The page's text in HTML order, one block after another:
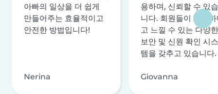
아빠의 일상을 더 쉽게
만들어주는 효율적이고
안전한 방법입니다!
Nerina
용하며, 신뢰할 수 있습
니다. 회원들이 안전
고 느낄 수 있는 다양한
보안 및 신원 확인 시스
템을 갖추고 있습니다.
Giovanna